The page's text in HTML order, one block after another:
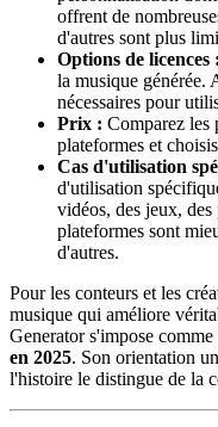
offrent de
d'autres sont plus
Options de licences :
la musique générée.
nécessaires pour
Prix : Comparez les
plateformes et
Cas d'utilisation
d'utilisation
vidéos, des jeux, des
plateformes sont
d'autres.
Pour les conteurs et les
musique qui améliore
Generator s'impose comme
en 2025. Son orientation
l'histoire le distingue de la